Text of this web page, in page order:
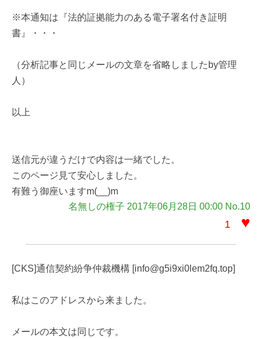
※本通知は『法的証拠能力のある電子署名付き証明
書』・・・
（分析記事と同じメールの文章を省略しましたby管理
人）
以上
送信元が違うだけで内容は一緒でした。
このページ見て安心しました。
有難う御座いますm(__)m
名無しの権子 2017年06月28日 00:00 No.10
1 ♥
[CKS]通信契約紛争仲裁機構 [info@g5i9xi0lem2fq.top]
私はこのアドレスから来ました。
メールの本文は同じです。